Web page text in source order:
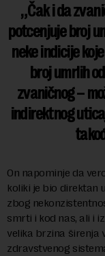
„Čak i da
potcenjuje broj
neke indicije
broj umrlih
zvaničnog –
indirektnog
On napominje da
koliki je bio direktan
zbog
smrti i kod nas, ali i
velika brzina širenja
zdravstvenog